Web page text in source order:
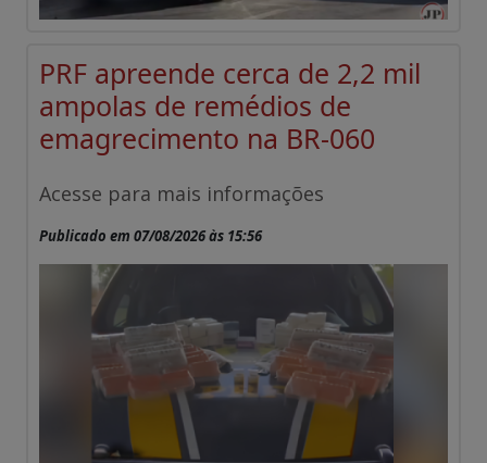
PRF apreende cerca de 2,2 mil
ampolas de remédios de
emagrecimento na BR-060
Acesse para mais informações
Publicado em 07/08/2026 às 15:56